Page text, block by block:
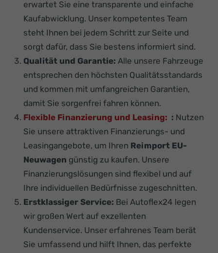
erwartet Sie eine transparente und einfache
Kaufabwicklung. Unser kompetentes Team
steht Ihnen bei jedem Schritt zur Seite und
sorgt dafür, dass Sie bestens informiert sind.
Qualität und Garantie: Alle unsere Fahrzeuge
entsprechen den höchsten Qualitätsstandards
und kommen mit umfangreichen Garantien,
damit Sie sorgenfrei fahren können.
Flexible Finanzierung und Leasing: : Nutzen
Sie unsere attraktiven Finanzierungs- und
Leasingangebote, um Ihren Reimport EU-
Neuwagen günstig zu kaufen. Unsere
Finanzierungslösungen sind flexibel und auf
Ihre individuellen Bedürfnisse zugeschnitten.
Erstklassiger Service: Bei Autoflex24 legen
wir großen Wert auf exzellenten
Kundenservice. Unser erfahrenes Team berät
Sie umfassend und hilft Ihnen, das perfekte